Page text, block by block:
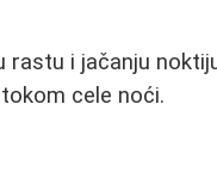
i jačanju
cele noći.